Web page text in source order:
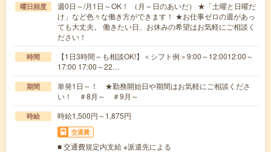
曜日頻度
週0日～/月1日～OK！ （月～日のあいだ） ★「土曜と日曜だ
け」など色々な働き方ができます！ ★お仕事ゼロの週があっ
ても大丈夫。 働きたい日、お休みの希望はお気軽にご相談く
ださい！
時間
【1日3時間～も相談OK!】＜シフト例＞9:00～12:0012:00～
17:00 17:00～22…
期間
単発1日～！ ★勤務開始日や期間はお気軽にご相談くださ
い！ ＃8月～ ＃9月～
時給 時給1,500円～1,875円
交通費
■ 交通費規定内支給 ※派遣先による